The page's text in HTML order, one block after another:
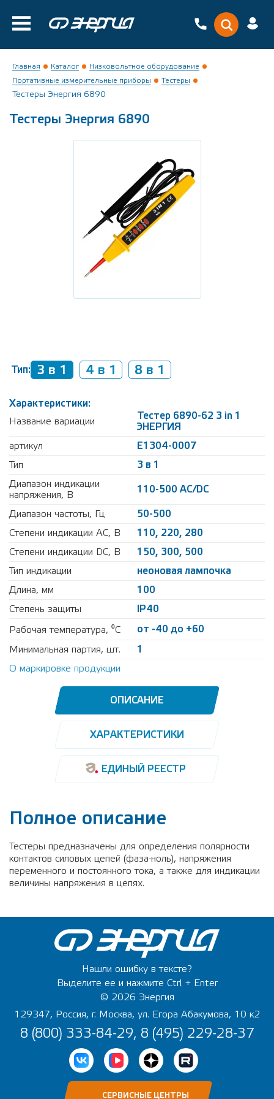
Главная Каталог
Низковольтное оборудование
Портативные измерительные приборы
Тестеры
Тестеры Энергия 6890
Тестеры Энергия 6890
Тип: 3 в 1 4 в 1 8 в 1
Характеристики:
Название вариации
Тестер 6890-62 3 in 1
ЭНЕРГИЯ
артикул
Е1304-0007
Тип
3 в 1
Диапазон индикации
напряжения, В
110-500 AC/DC
Диапазон частоты, Гц
50-500
Степени индикации AC, В
110, 220, 280
Степени индикации DC, В
150, 300, 500
Тип индикации
неоновая лампочка
Длина, мм
100
Степень защиты
IP40
Рабочая температура, ⁰С
от -40 до +60
Минимальная партия, шт.
1
О маркировке продукции
ОПИСАНИЕ
ХАРАКТЕРИСТИКИ
ЕДИНЫЙ РЕЕСТР
Полное описание
Тестеры предназначены для определения полярности
контактов силовых цепей (фаза-ноль), напряжения
переменного и постоянного тока, а также для индикации
величины напряжения в цепях.
Нашли ошибку в тексте?
Выделите ее и нажмите Ctrl + Enter
© 2026 Энергия
129347, Россия, г. Москва, ул. Егора Абакумова, 10 к2
8 (800) 333-84-29, 8 (495) 229-28-37
СЕРВИСНЫЕ ЦЕНТРЫ